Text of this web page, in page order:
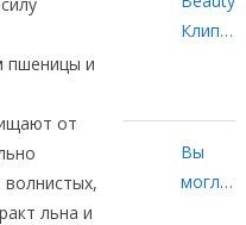
пшеницы и
от
волнистых,
льна и
Клип
оттенка
Вы
могли